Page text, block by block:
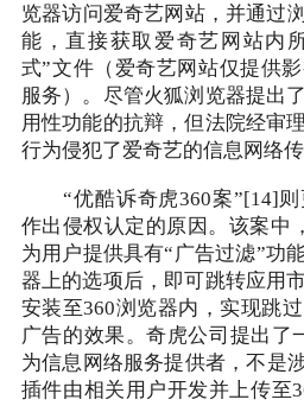
览器访问爱奇艺网站，并通过
能，直接获取爱奇艺网站内
式”文件（爱奇艺网站仅提供
服务）。尽管火狐浏览器提出
用性功能的抗辩，但法院经审
行为侵犯了爱奇艺的信息网络传
“优酷诉奇虎360案”[14]则
作出侵权认定的原因。该案中
为用户提供具有“广告过滤”功
器上的选项后，即可跳转应用
安装至360浏览器内，实现跳
广告的效果。奇虎公司提出了
为信息网络服务提供者，不是
插件由相关用户开发并上传至